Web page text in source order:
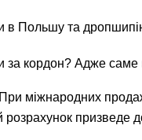
Польшу та
кордон? Адже саме
міжнародних
призведе